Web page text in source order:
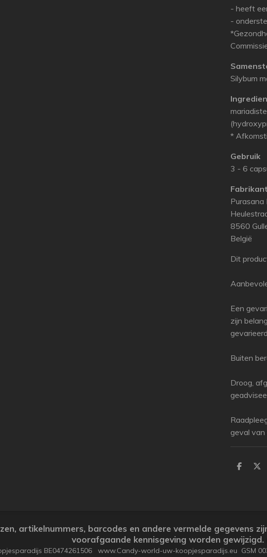
- heeft
-
Silybum
*
Gebruik
3 - 6
Fabrikant
Purasana
8560
België
Dit
Een
zijn
Buiten
Droog,
geval van
P
P
artikelnummers, barcodes en andere vermelde gegevens
voorafgaande kennisgeving worden gewijzigd.
BE0474261506 www.Candy-world-uw-koopjesparadijs.eu GSM